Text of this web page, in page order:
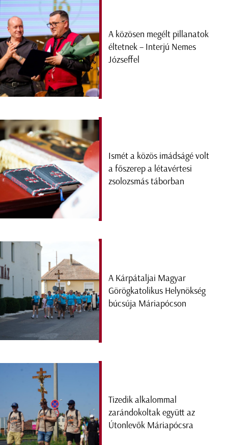
A közösen megélt pillanatok
éltetnek – Interjú Nemes
Józseffel
Ismét a közös imádságé volt
a főszerep a létavértesi
zsolozsmás táborban
A Kárpátaljai Magyar
Görögkatolikus Helynökség
búcsúja Máriapócson
Tizedik alkalommal
zarándokoltak együtt az
Útonlevők Máriapócsra